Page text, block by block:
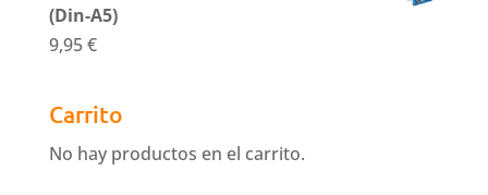
(Din-A5)
9,95€
Carrito
No hay productos en el carrito.